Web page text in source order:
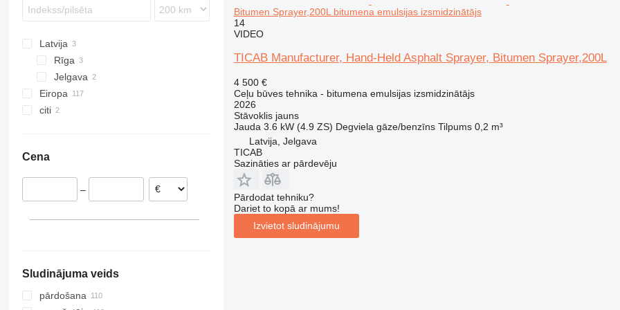
WR
Latvija
Rīga
Jelgava
Eiropa
Rumānija
Ungārija
citi
Cena
–
Sludinājuma veids
pārdošana
Bitumen Sprayer,200L bitumena emulsijas izsmidzinātājs
14
VIDEO
TICAB Manufacturer, Hand-Held Asphalt Sprayer, Bitumen Sprayer,200L
4 500 €
Ceļu būves tehnika - bitumena emulsijas izsmidzinātājs
2026
Stāvoklisjauns
Jauda 3.6 kW (4.9 ZS) Degviela gāze/benzīns Tilpums 0,2 m³
Latvija, Jelgava
TICAB
Sazināties ar pārdevēju
Pārdodat tehniku?
Dariet to kopā ar mums!
Izvietot sludinājumu